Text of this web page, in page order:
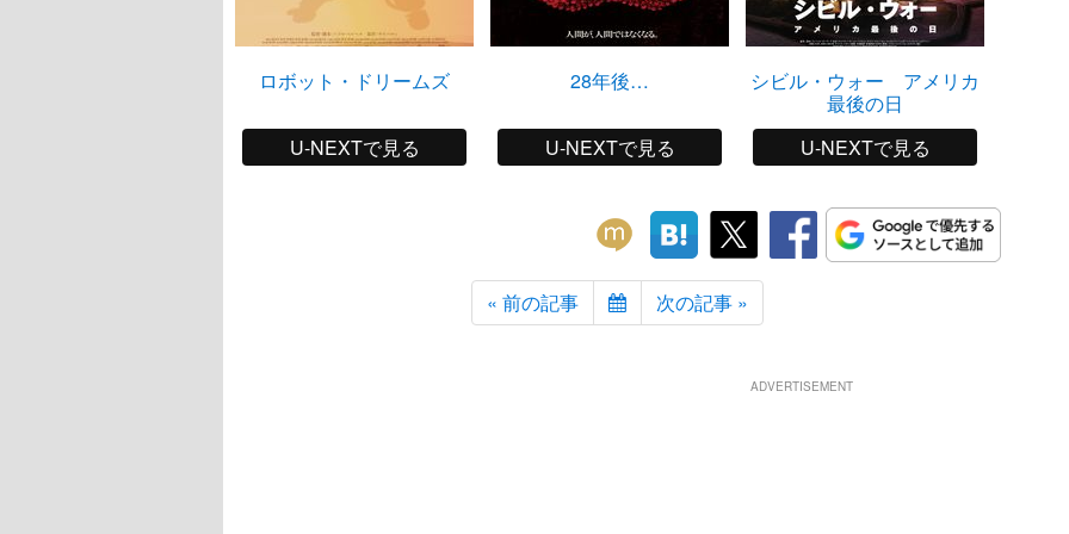
ロボット・ドリームズ
U-NEXTで見る
28年後…
U-NEXTで見る
シビル・ウォー アメリカ
最後の日
U-NEXTで見る
« 前の記事 次の記事 »
ADVERTISEMENT